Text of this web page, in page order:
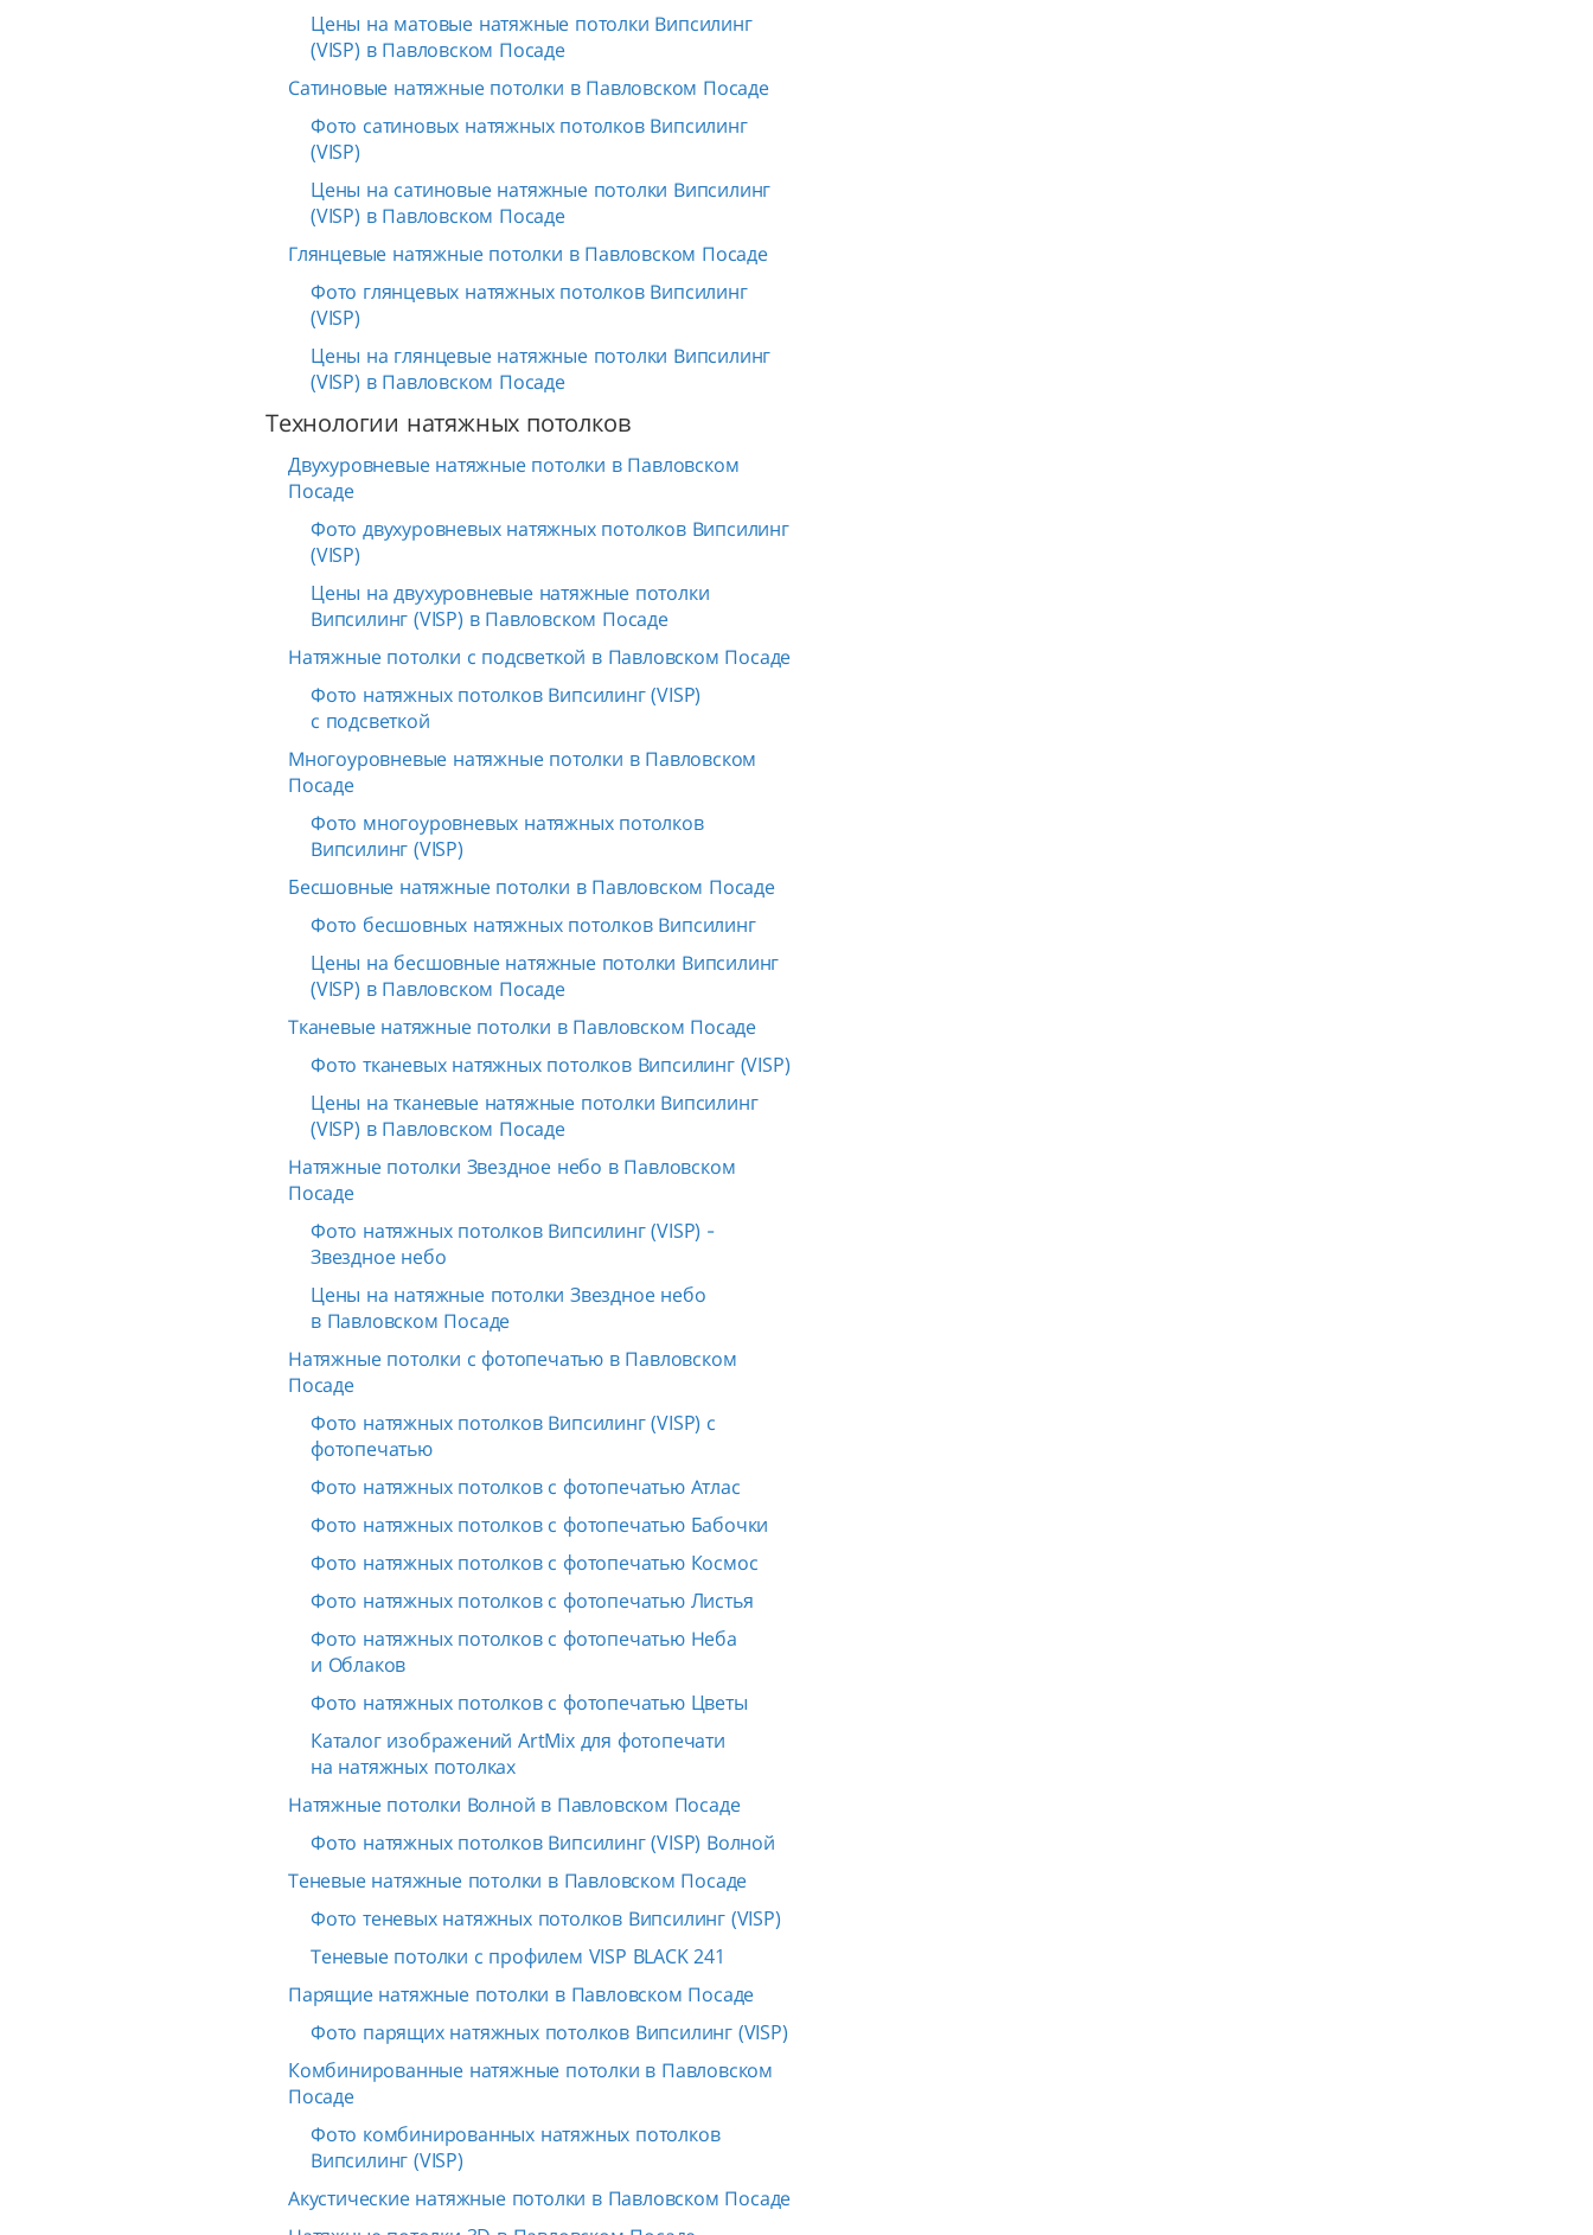
Цены на матовые натяжные потолки Випсилинг
(VISP) в Павловском Посаде
Сатиновые натяжные потолки в Павловском Посаде
Фото сатиновых натяжных потолков Випсилинг
(VISP)
Цены на сатиновые натяжные потолки Випсилинг
(VISP) в Павловском Посаде
Глянцевые натяжные потолки в Павловском Посаде
Фото глянцевых натяжных потолков Випсилинг
(VISP)
Цены на глянцевые натяжные потолки Випсилинг
(VISP) в Павловском Посаде
Технологии натяжных потолков
Двухуровневые натяжные потолки в Павловском
Посаде
Фото двухуровневых натяжных потолков Випсилинг
(VISP)
Цены на двухуровневые натяжные потолки
Випсилинг (VISP) в Павловском Посаде
Натяжные потолки с подсветкой в Павловском Посаде
Фото натяжных потолков Випсилинг (VISP)
с подсветкой
Многоуровневые натяжные потолки в Павловском
Посаде
Фото многоуровневых натяжных потолков
Випсилинг (VISP)
Бесшовные натяжные потолки в Павловском Посаде
Фото бесшовных натяжных потолков Випсилинг
Цены на бесшовные натяжные потолки Випсилинг
(VISP) в Павловском Посаде
Тканевые натяжные потолки в Павловском Посаде
Фото тканевых натяжных потолков Випсилинг (VISP)
Цены на тканевые натяжные потолки Випсилинг
(VISP) в Павловском Посаде
Натяжные потолки Звездное небо в Павловском
Посаде
Фото натяжных потолков Випсилинг (VISP) -
Звездное небо
Цены на натяжные потолки Звездное небо
в Павловском Посаде
Натяжные потолки с фотопечатью в Павловском
Посаде
Фото натяжных потолков Випсилинг (VISP) с
фотопечатью
Фото натяжных потолков с фотопечатью Атлас
Фото натяжных потолков с фотопечатью Бабочки
Фото натяжных потолков с фотопечатью Космос
Фото натяжных потолков с фотопечатью Листья
Фото натяжных потолков с фотопечатью Неба
и Облаков
Фото натяжных потолков с фотопечатью Цветы
Каталог изображений ArtMix для фотопечати
на натяжных потолках
Натяжные потолки Волной в Павловском Посаде
Фото натяжных потолков Випсилинг (VISP) Волной
Теневые натяжные потолки в Павловском Посаде
Фото теневых натяжных потолков Випсилинг (VISP)
Теневые потолки с профилем VISP BLACK 241
Парящие натяжные потолки в Павловском Посаде
Фото парящих натяжных потолков Випсилинг (VISP)
Комбинированные натяжные потолки в Павловском
Посаде
Фото комбинированных натяжных потолков
Випсилинг (VISP)
Акустические натяжные потолки в Павловском Посаде